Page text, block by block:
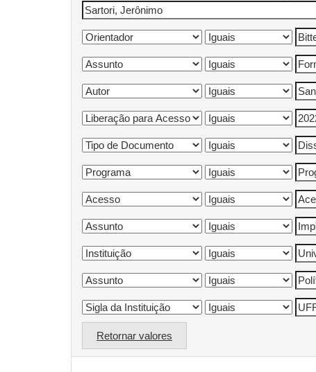
Retornar valores